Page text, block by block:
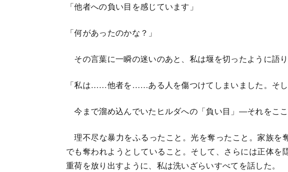
「他者への負い目を感じています」
「何があったのかな？」
その言葉に一瞬の迷いのあと、私は堰を切ったように語り
「私は……他者を……ある人を傷つけてしまいました。そ
今まで溜め込んでいたヒルダへの「負い目」―それをここ
理不尽な暴力をふるったこと。光を奪ったこと。家族を
でも奪われようとしていること。そして、さらには正体を
重荷を放り出すように、私は洗いざらいすべてを話した。